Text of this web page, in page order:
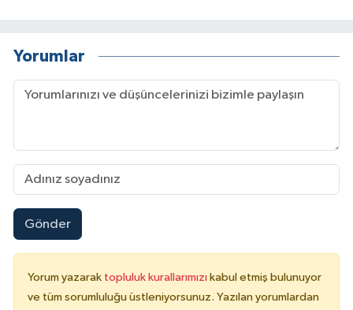
Yorumlar
Gönder
Yorum yazarak topluluk kurallarımızı kabul etmiş bulunuyor
ve tüm sorumluluğu üstleniyorsunuz. Yazılan yorumlardan